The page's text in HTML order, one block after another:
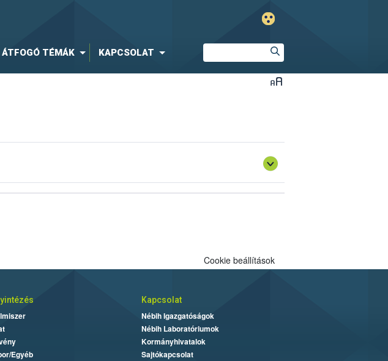
ÁTFOGÓ TÉMÁK KAPCSOLAT
Cookie beállítások
Egyéb
Kapcsolat
Nébih Igazgatóságok
Nébih Laboratóriumok
Kormányhivatalok
Sajtókapcsolat